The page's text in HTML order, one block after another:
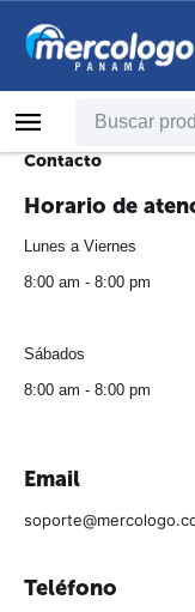
Contacto
Horario de
Lunes a Viernes
8:00 am - 8:00 pm
Sábados
8:00 am - 8:00 pm
Email
Teléfono